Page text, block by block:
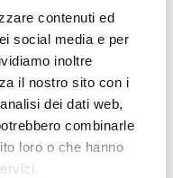
contenuti ed
social media e per
inoltre
il nostro sito con i
dei dati web,
combinarle
loro o che hanno
una pelle
distintive
duratura
, UOMO
BALM